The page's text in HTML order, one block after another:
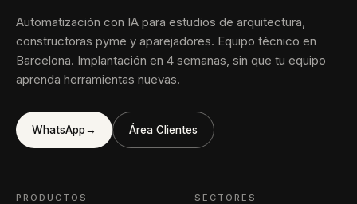
Automatización con IA para estudios de arquitectura,
constructoras pyme y aparejadores. Equipo técnico en
Barcelona. Implantación en 4 semanas, sin que tu equipo
aprenda herramientas nuevas.
WhatsApp→ Área Clientes
PRODUCTOS SECTORES